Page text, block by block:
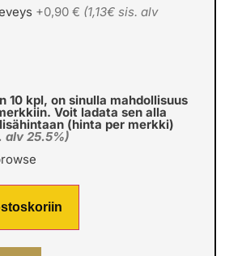
+0,90 € (1,13€ sis. alv
10 kpl, on sinulla mahdollisuus
Voit ladata sen alla
(hinta per merkki)
alv 25.5%)